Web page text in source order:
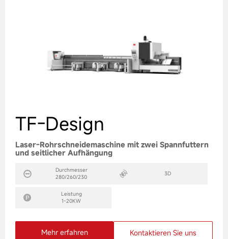
TF-Design
Laser-Rohrschneidemaschine mit zwei Spannfuttern
und seitlicher Aufhängung
Durchmesser
280/260/230
3D
Leistung
1-20KW
Mehr erfahren Kontaktieren Sie uns